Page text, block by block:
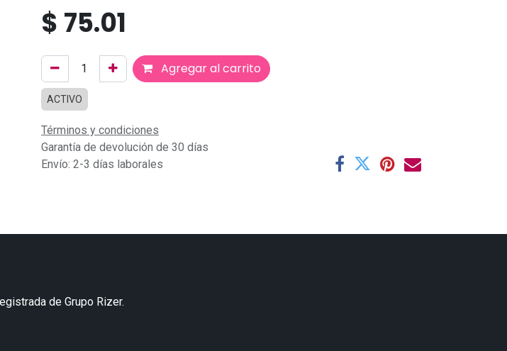
$ 75.01
Agregar al carrito
ACTIVO
Términos y condiciones
Garantía de devolución de 30 días
Envío: 2-3 días laborales
de Grupo Rizer.